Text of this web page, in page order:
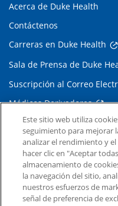
Acerca de Duke Health
Contáctenos
Carreras en Duke Health
Sala de Prensa de Duke
Suscripción al Correo
Médicos Derivadores
Enlaces relacionados
Duke Cancer Institute
Duke Children's
Duke School of Medicine
Este sitio web utiliza
seguimiento para mejorar
analizar el rendimiento y
hacer clic en "Aceptar
almacenamiento de
la navegación del sitio,
nuestros esfuerzos de
señal de preferencia de